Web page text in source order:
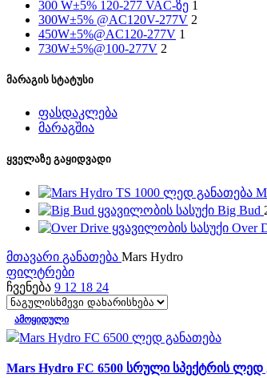
300 W±5% 120-277 VAC-ზე 1
300W±5% @AC120V-277V 2
450W±5%@AC120-277V 1
730W±5%@100-277V 2
მარაგის სტატუსი
ფასდაკლება
მარაგშია
ყველაზე გაყიდვადი
Big Bud
Over
მთავარი განათება Mars Hydro
ფილტრები
ჩვენება 9 12 18 24
ᲐᲛᲝᲧᲘᲓᲣᲚᲘ
Mars Hydro FC 6500 სრული სპექტრის ლედ